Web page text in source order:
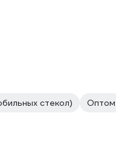
стекол) Оптом